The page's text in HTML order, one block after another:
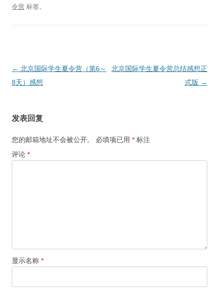
令营 标签。
文
章
← 北京国际学生夏令营（第6～
8天）感想
北京国际学生夏令营总结感想正
式版 →
发表回复
您的邮箱地址不会被公开。 必填项已用 * 标注
评论 *
显示名称 *